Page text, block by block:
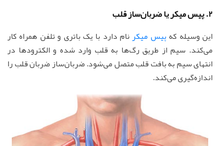
2. پیس میکر یا ضربان‌ساز قلب
این وسیله کهپیس میکرنام دارد با یک باتری و تلفن همراه کار
می‌کند. سیم از طریق رگ‌ها به قلب وارد شده و الکترودها در
انتهای سیم به بافت قلب متصل می‌شود. ضربان‌ساز ضربان قلب را
اندازه‌گیری می‌کند.